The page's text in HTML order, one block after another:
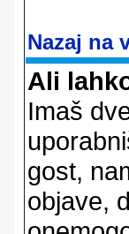
Nazaj na
Ali
Imaš
gost,
objave,